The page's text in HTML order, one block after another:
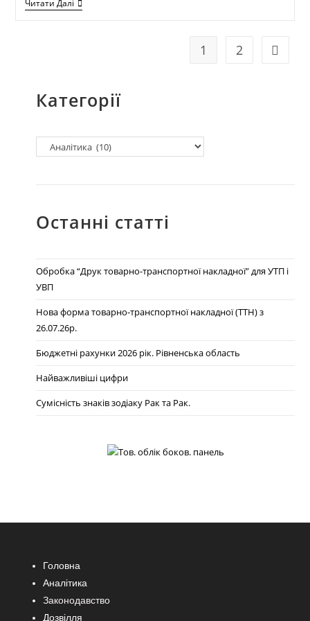
Читати Далі
1 2
Категорії
Останні статті
Обробка “Друк товарно-транспортної накладної” для УТП і
УВП
Нова форма товарно-транспортної накладної (ТТН) з
26.07.26р.
Бюджетні рахунки 2026 рік. Рівненська область
Найважливіші цифри
Сумісність знаків зодіаку Рак та Рак.
Головна
Аналітика
Законодавство
Дозвілля